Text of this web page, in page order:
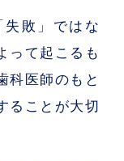
敗」ではな
って起こるも
科医師のもと
ることが大切